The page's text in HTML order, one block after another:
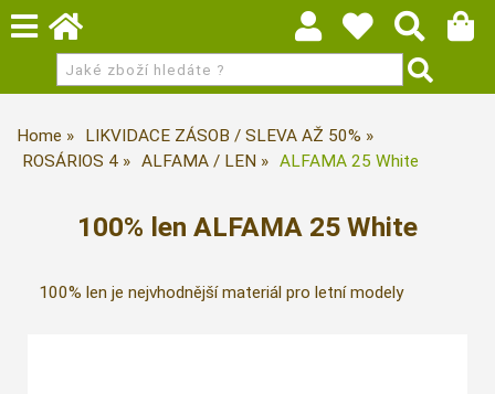
Home
LIKVIDACE ZÁSOB / SLEVA AŽ 50%
ROSÁRIOS 4
ALFAMA / LEN ALFAMA 25 White
100% len ALFAMA 25 White
100% len je nejvhodnější materiál pro letní modely